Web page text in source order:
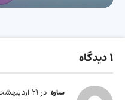
1 دیدگاه
ساره در 21 اردیبهشت 1403